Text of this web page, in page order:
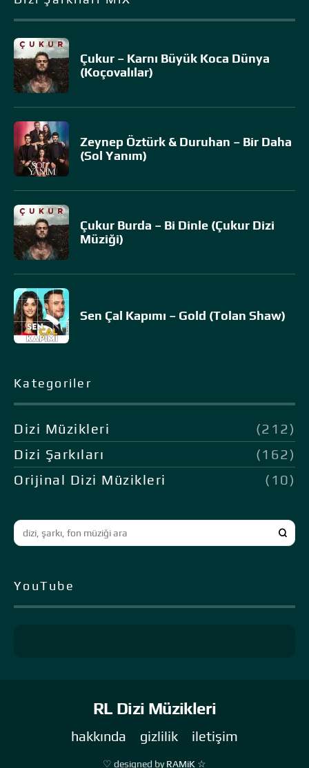
Çukur – Karnı Büyük Koca Dünya
(Koçovalılar)
Zeynep Öztürk & Duruhan – Bir Daha
(Sol Yanım)
Çukur Burda – Bi Dinle (Çukur Dizi
Müziği)
Sen Çal Kapımı – Gold (Tolan Shaw)
Kategoriler
Dizi Müzikleri
(212)
Dizi Şarkıları
(162)
Orijinal Dizi Müzikleri
(10)
YouTube
RL Dizi Müzikleri
hakkında gizlilik iletişim
♡ designed byRAMiK ☆